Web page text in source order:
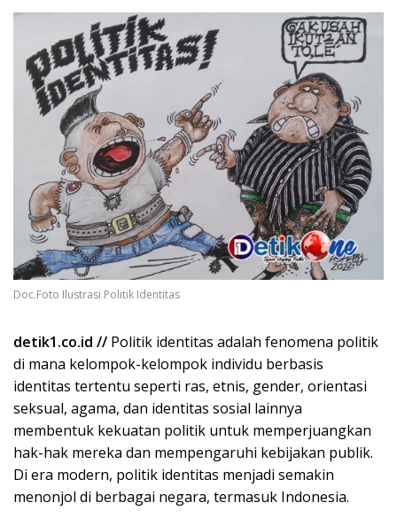
Doc.Foto Ilustrasi Politik Identitas
detik1.co.id // Politik identitas adalah fenomena politik
di mana kelompok-kelompok individu berbasis
identitas tertentu seperti ras, etnis, gender, orientasi
seksual, agama, dan identitas sosial lainnya
membentuk kekuatan politik untuk memperjuangkan
hak-hak mereka dan mempengaruhi kebijakan publik.
Di era modern, politik identitas menjadi semakin
menonjol di berbagai negara, termasuk Indonesia.